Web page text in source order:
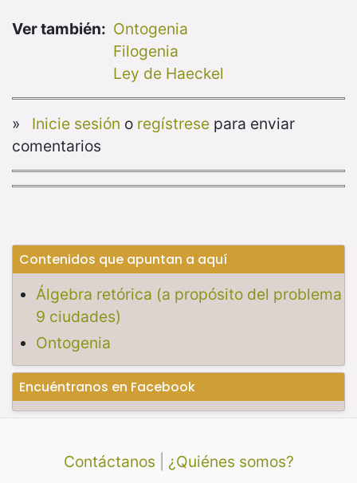
Ver también: Ontogenia
Filogenia
Ley de Haeckel
» Inicie sesión o regístresepara enviar
comentarios
Contenidos que apuntan a aquí
Álgebra retórica (a propósito del problema
9 ciudades)
Ontogenia
Encuéntranos en Facebook
Contáctanos ¿Quiénes somos?